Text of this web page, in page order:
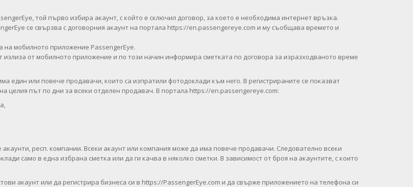
той първо избира акаунт, с който е сключил договор, за което е необходима интернет връзка.
се свързва с договорния акаунт на портала https://en.passengereye.com и му съобщава времето и
мобилното приложение PassengerEye.
от мобилното приложение и по този начин информира сметката по договора за изразходваното време
един или повече продавачи, които са изпратили фотодоклади към него. В регистрираните се показват
целия път по дни за всеки отделен продавач. В портала https://en.passengereye.com:
респ. компании. Всеки акаунт или компания може да има повече продавачи. Следователно всеки
само в една избрана сметка или да ги качва в няколко сметки. В зависимост от броя на акаунтите, с които
акаунт или да регистрира бизнеса си в https://PassengerEye.com и да свърже приложението на телефона си